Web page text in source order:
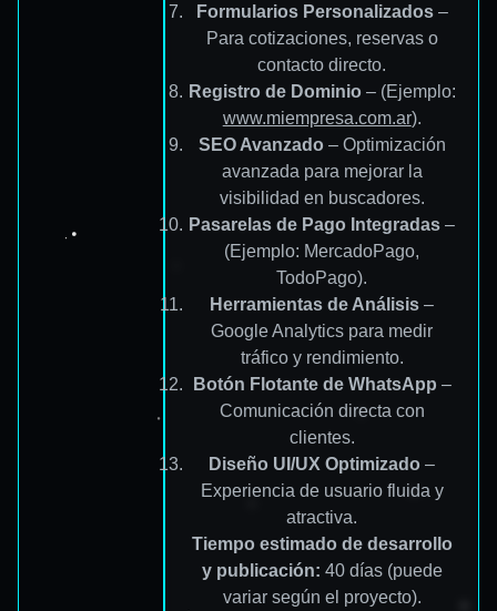
Formularios Personalizados–
Para cotizaciones, reservas o
contacto directo.
Registro de Dominio – (Ejemplo:
www.miempresa.com.ar).
SEO Avanzado – Optimización
avanzada para mejorar la
visibilidad en buscadores.
Pasarelas de Pago Integradas –
(Ejemplo: MercadoPago,
TodoPago).
Herramientas de Análisis –
Google Analytics para medir
tráfico y rendimiento.
Botón Flotante de WhatsApp –
Comunicación directa con
clientes.
Diseño UI/UX Optimizado –
Experiencia de usuario fluida y
atractiva.
Tiempo estimado de desarrollo
y publicación: 40 días (puede
variar según el proyecto).